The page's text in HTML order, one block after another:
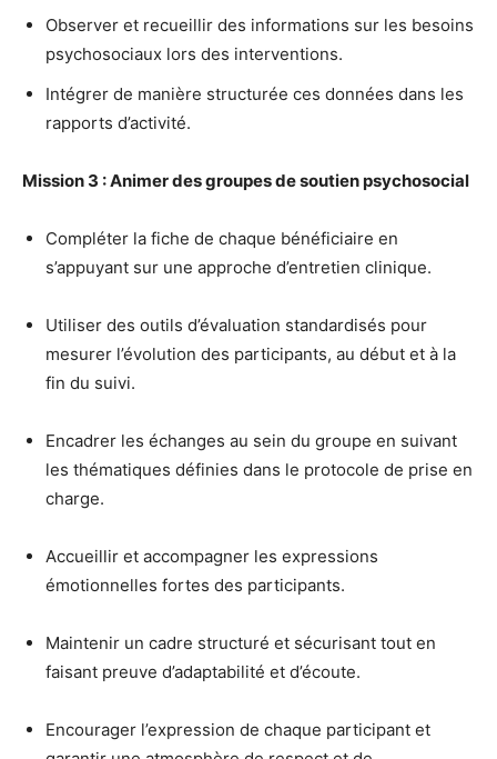
Observer et recueillir des informations sur les besoins
psychosociaux lors des interventions.
Intégrer de manière structurée ces données dans les
rapports d’activité.
Mission 3 : Animer des groupes de soutien psychosocial
Compléter la fiche de chaque bénéficiaire en
s’appuyant sur une approche d’entretien clinique.
Utiliser des outils d’évaluation standardisés pour
mesurer l’évolution des participants, au début et à la
fin du suivi.
Encadrer les échanges au sein du groupe en suivant
les thématiques définies dans le protocole de prise en
charge.
Accueillir et accompagner les expressions
émotionnelles fortes des participants.
Maintenir un cadre structuré et sécurisant tout en
faisant preuve d’adaptabilité et d’écoute.
Encourager l’expression de chaque participant et